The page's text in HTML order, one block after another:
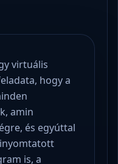
virtuális
hogy a
amin
és egyúttal
is, a